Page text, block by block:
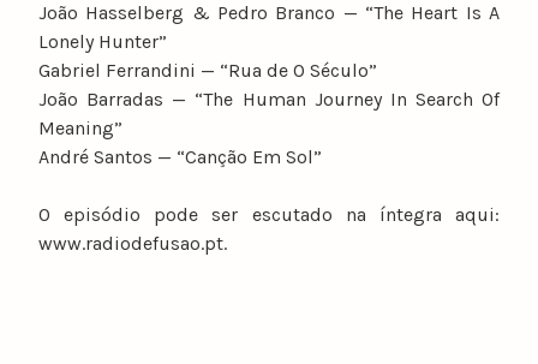
João Hasselberg & Pedro Branco — “The Heart Is A
Lonely Hunter”
Gabriel Ferrandini — “Rua de O Século”
João Barradas — “The Human Journey In Search Of
Meaning”
André Santos — “Canção Em Sol”
O episódio pode ser escutado na íntegra aqui:
www.radiodefusao.pt.